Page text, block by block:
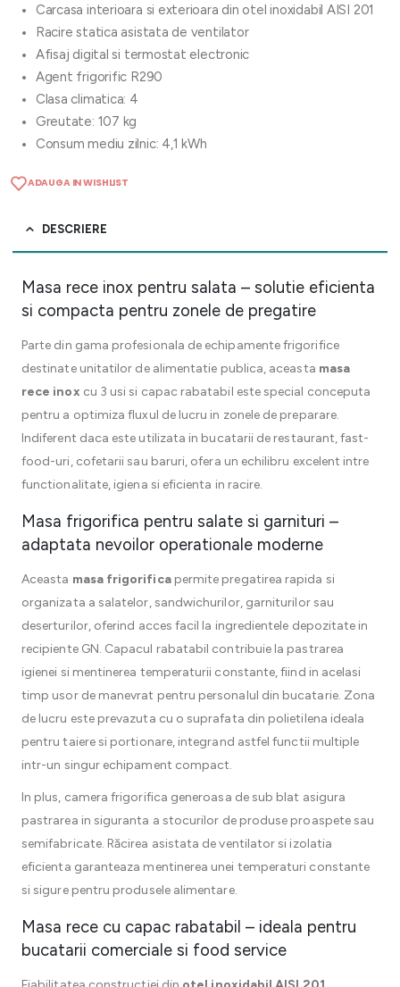
Carcasa interioara si exterioara din otel inoxidabil AISI 201
Racire statica asistata de ventilator
Afisaj digital si termostat electronic
Agent frigorific R290
Clasa climatica: 4
Greutate: 107 kg
Consum mediu zilnic: 4,1 kWh
ADAUGA IN WISHLIST
DESCRIERE
Masa rece inox pentru salata – solutie eficienta
si compacta pentru zonele de pregatire
Parte din gama profesionala de echipamente frigorifice
destinate unitatilor de alimentatie publica, aceasta masa
rece inox cu 3 usi si capac rabatabil este special conceputa
pentru a optimiza fluxul de lucru in zonele de preparare.
Indiferent daca este utilizata in bucatarii de restaurant, fast-
food-uri, cofetarii sau baruri, ofera un echilibru excelent intre
functionalitate, igiena si eficienta in racire.
Masa frigorifica pentru salate si garnituri –
adaptata nevoilor operationale moderne
Aceasta masa frigorificapermite pregatirea rapida si
organizata a salatelor, sandwichurilor, garniturilor sau
deserturilor, oferind acces facil la ingredientele depozitate in
recipiente GN. Capacul rabatabil contribuie la pastrarea
igienei si mentinerea temperaturii constante, fiind in acelasi
timp usor de manevrat pentru personalul din bucatarie. Zona
de lucru este prevazuta cu o suprafata din polietilena ideala
pentru taiere si portionare, integrand astfel functii multiple
intr-un singur echipament compact.
In plus, camera frigorifica generoasa de sub blat asigura
pastrarea in siguranta a stocurilor de produse proaspete sau
semifabricate. Răcirea asistata de ventilator si izolatia
eficienta garanteaza mentinerea unei temperaturi constante
si sigure pentru produsele alimentare.
Masa rece cu capac rabatabil – ideala pentru
bucatarii comerciale si food service